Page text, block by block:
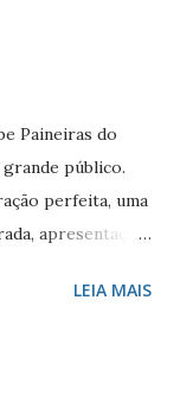
Paineiras do
público.
perfeita, uma
apresentação
Como nãoLEIA MAIS